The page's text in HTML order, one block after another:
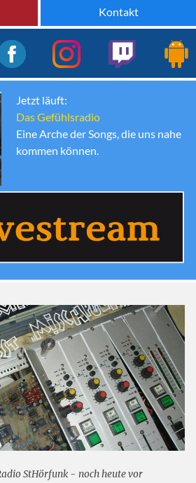
Kontakt
Jetzt läuft:
Das Gefühlsradio
Eine Arche der Songs, die uns nahe
kommen können.
StHörfunk - noch heute vor